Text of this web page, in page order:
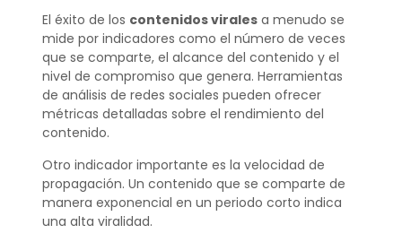
El éxito de los contenidos viralesa menudo se
mide por indicadores como el número de veces
que se comparte, el alcance del contenido y el
nivel de compromiso que genera. Herramientas
de análisis de redes sociales pueden ofrecer
métricas detalladas sobre el rendimiento del
contenido.
Otro indicador importante es la velocidad de
propagación. Un contenido que se comparte de
manera exponencial en un periodo corto indica
una alta viralidad.